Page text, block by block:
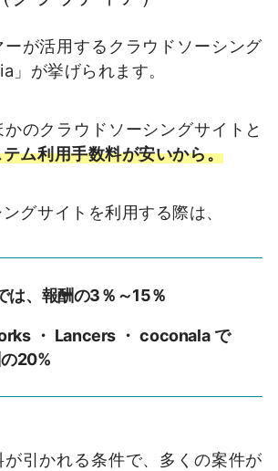
が活用するクラウドソーシング
」が挙げられます。
のクラウドソーシングサイトと
ム利用手数料が安いから。
グサイトを利用する際は、
は、報酬の3％～15％
・Lancers・coconalaで
20%
が引かれる条件で、多くの案件が